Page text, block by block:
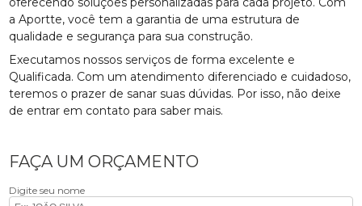
a Aportte, você tem a garantia de uma estrutura de
qualidade e segurança para sua construção.
Executamos nossos serviços de forma excelente e
Qualificada. Com um atendimento diferenciado e cuidadoso,
teremos o prazer de sanar suas dúvidas. Por isso, não deixe
de entrar em contato para saber mais.
FAÇA UM ORÇAMENTO
Digite seu nome